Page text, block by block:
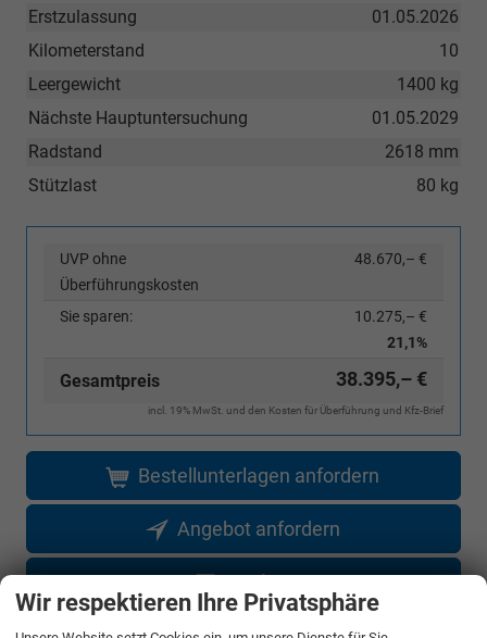
01.05.2026
Erstzulassung
10
Kilometerstand
1400 kg
Leergewicht
01.05.2029
Nächste Hauptuntersuchung
2618 mm
Radstand
80 kg
Stützlast
UVP ohne
Überführungskosten
48.670,– €
Sie sparen:
10.275,– €
21,1%
Gesamtpreis 38.395,– €
incl. 19% MwSt. und den Kosten für Überführung und Kfz-Brief
Bestellunterlagen anfordern
Angebot anfordern
Merken
Wir respektieren Ihre Privatsphäre